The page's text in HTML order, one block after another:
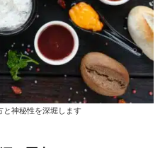
と神秘性を深堀します